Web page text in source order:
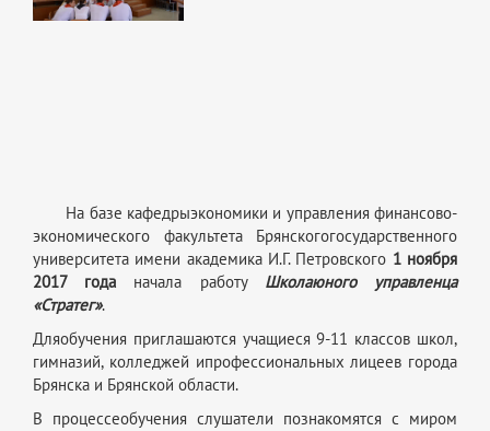
На базе кафедрыэкономики и управления финансово-
экономического факультета Брянскогогосударственного
университета имени академика И.Г. Петровского 1 ноября
2017 года начала работу Школаюного управленца
«Стратег».
Дляобучения приглашаются учащиеся 9-11 классов школ,
гимназий, колледжей ипрофессиональных лицеев города
Брянска и Брянской области.
В процессеобучения слушатели познакомятся с миром